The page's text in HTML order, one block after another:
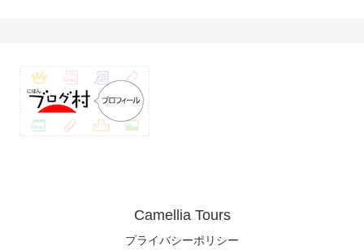
Camellia Tours
プライバシーポリシー